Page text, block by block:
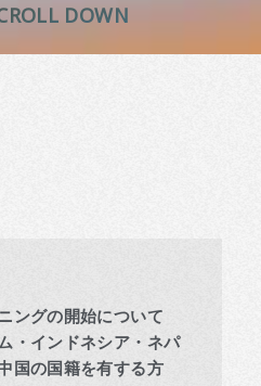
DOWN
ングの開始について
・インドネシア・ネパ
国の国籍を有する方